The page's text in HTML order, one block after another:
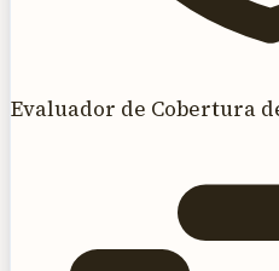
Evaluador de Cobertura